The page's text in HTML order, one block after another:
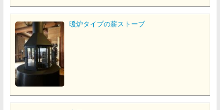
暖炉タイプの薪ストーブ